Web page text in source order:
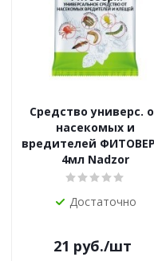
Средство универс.
насекомых и
вредителей
4мл Nadzor
Достаточно
21 руб./шт